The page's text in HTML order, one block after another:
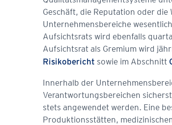
Geschäft, die Reputation oder
Unternehmensbereiche
Aufsichtsrats wird ebenfalls
Aufsichtsrat als Gremium wird
Risikobericht sowie im Abschnitt
Innerhalb der
Verantwortungsbereichen
stets angewendet werden. Eine
Produktionsstätten,